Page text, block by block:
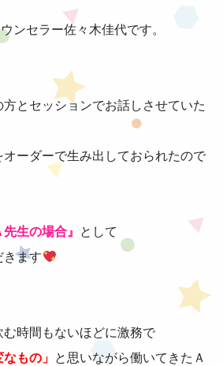
ンセラー佐々木佳代です。
とセッションでお話しさせていた
ーダーで生み出しておられたので
先生の場合』 として
きます
時間もないほどに激務で
もの」 と思いながら働いてきたＡ